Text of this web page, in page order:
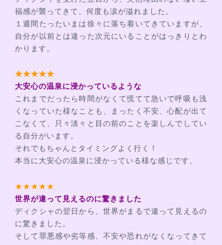
福感が襲ってきて、何度も涙が溢れました。
１週間たったいまは徐々に落ち着いてきていますが、
自分が以前とは違った次元にいることがはっきりとわ
かります。
★★★★★
大安心の温泉に浸かっているような
これまでだったら時間がなくて慌てて急いで呼吸も浅
くなっていた様なことも、まったく不安、心配が出て
こなくて、只々淡々と目の前のことを楽しんでしてい
る自分がいます。
それでもちゃんとタイミングよく行く！
本当に大安心の温泉に浸かっている様な感じです。
★★★★★
世界が違って見えるのに驚きました
ディクシャの翌日から、世界がまるで違って見えるの
に驚きました。
そして罪悪感や劣等感、不安や恐れがなくなってきて